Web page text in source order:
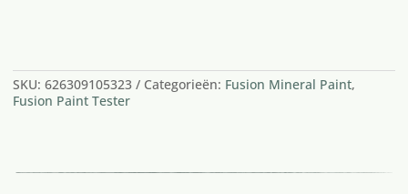
SKU: 626309105323 Categorieën: Fusion Mineral Paint,
Fusion Paint Tester